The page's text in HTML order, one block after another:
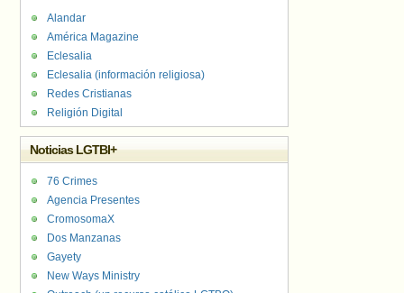
Alandar
América Magazine
Eclesalia
Eclesalia (información religiosa)
Redes Cristianas
Religión Digital
Noticias LGTBI+
76 Crimes
Agencia Presentes
CromosomaX
Dos Manzanas
Gayety
New Ways Ministry